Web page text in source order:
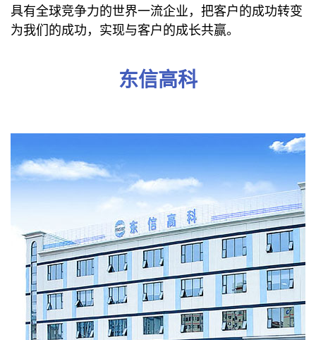
具有全球竞争力的世界一流企业，把客户的成功转变
为我们的成功，实现与客户的成长共赢。
东信高科